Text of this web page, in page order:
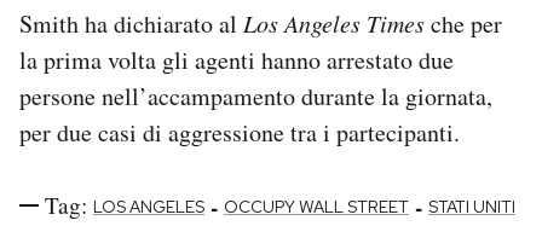
Smith ha dichiarato al Los Angeles Timesche per
la prima volta gli agenti hanno arrestato due
persone nell’accampamento durante la giornata,
per due casi di aggressione tra i partecipanti.
Tag: LOS ANGELES - OCCUPY WALL STREET - STATI UNITI